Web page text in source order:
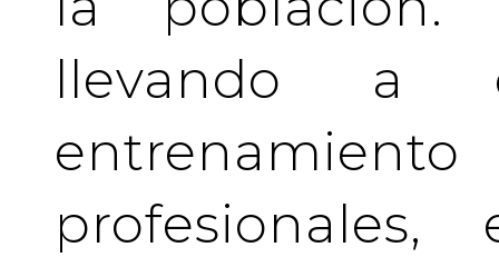
llevando a